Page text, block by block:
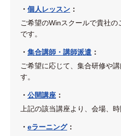
・ 個人レッスン ：
ご希望のWinスクールで貴社
です。
・ 集合講師・講師派遣 ：
ご希望に応じて、集合研修や
す。
・ 公開講座 ：
上記の該当講座より、会場、
・ eラーニング：